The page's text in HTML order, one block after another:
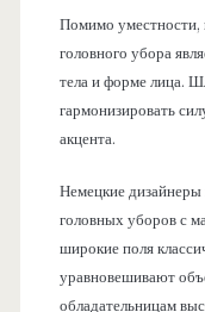
Помимо
головного убора
тела и форме лица.
гармонизировать
акцента.
Немецкие
головных уборов с
широкие поля
уравновешивают
обладательницам